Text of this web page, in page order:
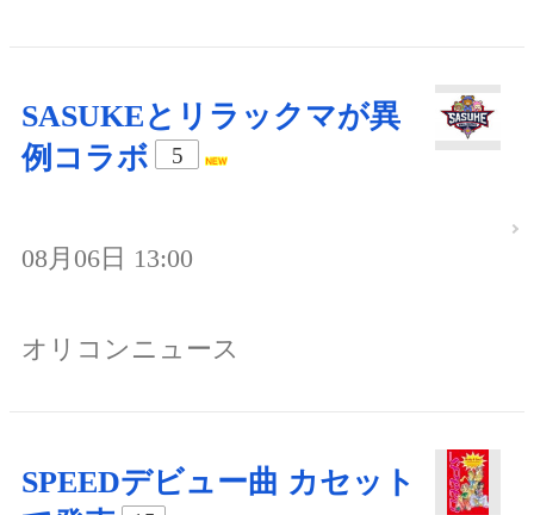
SASUKEとリラックマが異
例コラボ
5
08月06日 13:00
オリコンニュース
SPEEDデビュー曲 カセット